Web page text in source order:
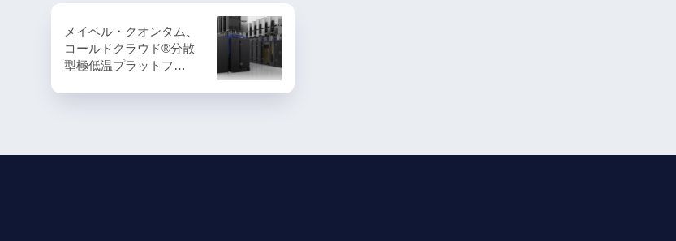
メイベル・クオンタム、
コールドクラウド®分散
型極低温プラットフ…